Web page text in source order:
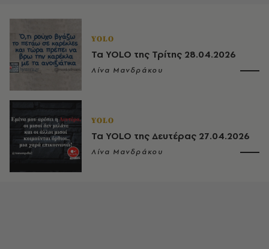
YOLO
Τα YOLO της Τρίτης 28.04.2026
Λίνα Μανδράκου
YOLO
Τα YOLO της Δευτέρας 27.04.2026
Λίνα Μανδράκου